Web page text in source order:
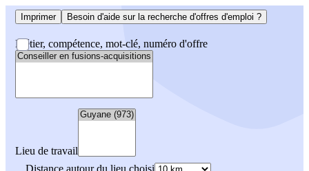
Imprimer Besoin d'aide sur la recherche d'offres d'emploi ?
Métier, compétence, mot-clé, numéro d'offre
Lieu de travail
Distance autour du lieu choisi